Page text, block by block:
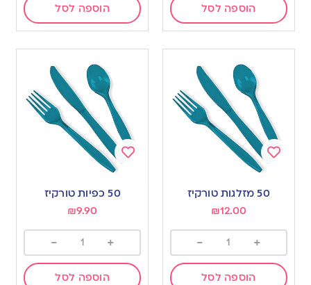
הוספה לסל הוספה לסל
Add
wishlist
50 מזלגות טורקיז
₪12.00
+
-
הוספה לסל
Add
wishlist
50 כפיות טורקיז
₪9.90
+
-
הוספה לסל